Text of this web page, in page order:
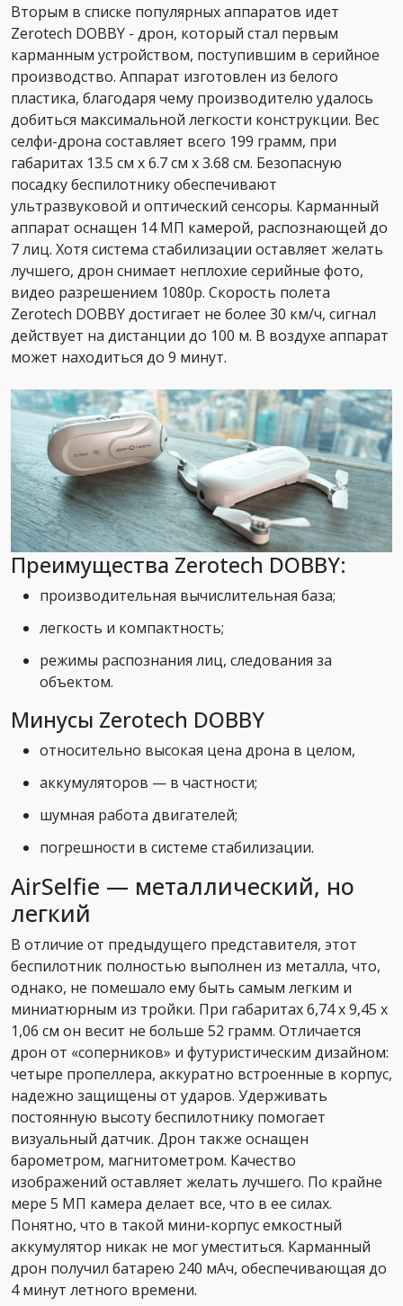
Вторым в списке популярных аппаратов идет
Zerotech DOBBY - дрон, который стал первым
карманным устройством, поступившим в серийное
производство. Аппарат изготовлен из белого
пластика, благодаря чему производителю удалось
добиться максимальной легкости конструкции. Вес
селфи-дрона составляет всего 199 грамм, при
габаритах 13.5 см х 6.7 см х 3.68 см. Безопасную
посадку беспилотнику обеспечивают
ультразвуковой и оптический сенсоры. Карманный
аппарат оснащен 14 МП камерой, распознающей до
7 лиц. Хотя система стабилизации оставляет желать
лучшего, дрон снимает неплохие серийные фото,
видео разрешением 1080р. Скорость полета
Zerotech DOBBY достигает не более 30 км/ч, сигнал
действует на дистанции до 100 м. В воздухе аппарат
может находиться до 9 минут.
Преимущества Zerotech DOBBY:
производительная вычислительная база;
легкость и компактность;
режимы распознания лиц, следования за
объектом.
Минусы Zerotech DOBBY
относительно высокая цена дрона в целом,
аккумуляторов — в частности;
шумная работа двигателей;
погрешности в системе стабилизации.
AirSelfie — металлический, но
легкий
В отличие от предыдущего представителя, этот
беспилотник полностью выполнен из металла, что,
однако, не помешало ему быть самым легким и
миниатюрным из тройки. При габаритах 6,74 х 9,45 х
1,06 см он весит не больше 52 грамм. Отличается
дрон от «соперников» и футуристическим дизайном:
четыре пропеллера, аккуратно встроенные в корпус,
надежно защищены от ударов. Удерживать
постоянную высоту беспилотнику помогает
визуальный датчик. Дрон также оснащен
барометром, магнитометром. Качество
изображений оставляет желать лучшего. По крайне
мере 5 МП камера делает все, что в ее силах.
Понятно, что в такой мини-корпус емкостный
аккумулятор никак не мог уместиться. Карманный
дрон получил батарею 240 мАч, обеспечивающая до
4 минут летного времени.